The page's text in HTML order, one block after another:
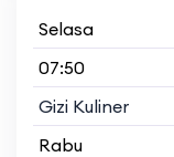
Selasa
07:50
Gizi Kuliner
Rabu